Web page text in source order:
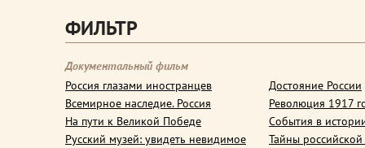
ФИЛЬТР
Документальный фильм
Россия глазами иностранцев
Всемирное наследие. Россия
На пути к Великой Победе
Русский музей: увидеть невидимое
Достояние России
Революция 1917
События в
Тайны